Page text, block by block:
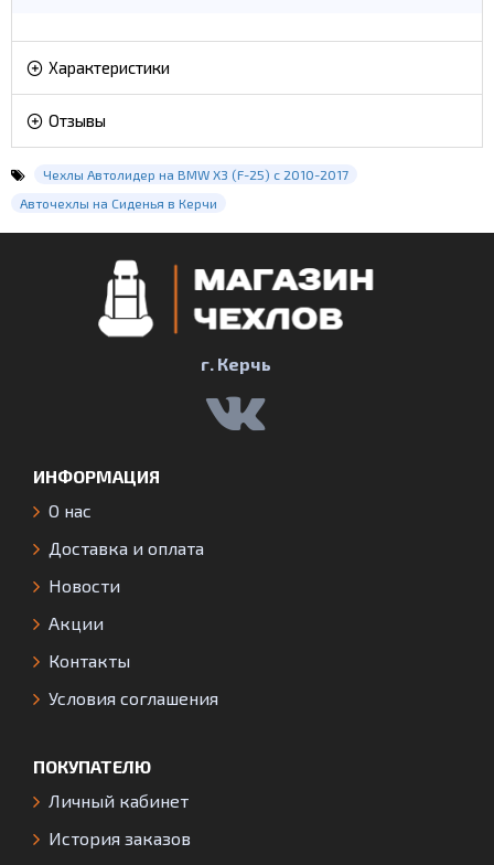
Характеристики
Отзывы
Чехлы Автолидер на BMW X3 (F-25) с 2010-2017
Авточехлы на Сиденья в Керчи
г. Керчь
ИНФОРМАЦИЯ
О нас
Доставка и оплата
Новости
Акции
Контакты
Условия соглашения
ПОКУПАТЕЛЮ
Личный кабинет
История заказов